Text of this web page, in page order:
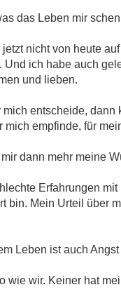
das Leben mir
nicht von heute
Und ich habe auch
und lieben.
entscheide,
mich empfinde, für
dann mehr meine
Erfahrungen
bin. Mein Urteil über
Leben ist auch
wie wir. Keiner hat